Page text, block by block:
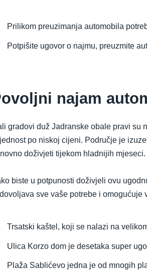
Prilikom preuzimanja automobila
Potpišite ugovor o najmu, preuzmite
najam
gradovi duž Jadranske obale pravi su
po niskoj cijeni. Područje je
doživjeti tijekom hladnijih
biste u potpunosti doživjeli ovu
sve vaše potrebe i
Trsatski kaštel, koji se nalazi na
Ulica Korzo dom je desetaka super
Plaža Sablićevo jedna je od mnogih